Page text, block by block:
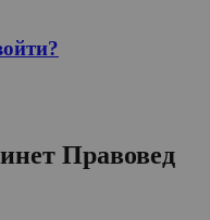
Правовед